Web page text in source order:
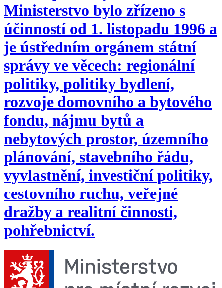
Ministerstvo bylo zřízeno s
účinností od 1. listopadu 1996 a
je ústředním orgánem státní
správy ve věcech: regionální
politiky, politiky bydlení,
rozvoje domovního a bytového
fondu, nájmu bytů a
nebytových prostor, územního
plánování, stavebního řádu,
vyvlastnění, investiční politiky,
cestovního ruchu, veřejné
dražby a realitní činnosti,
pohřebnictví.